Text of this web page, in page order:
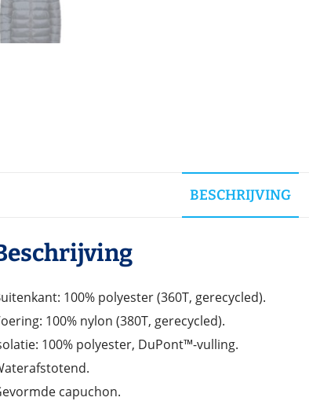
BESCHRIJVING
100% polyester (360T, gerecycled).
100% nylon (380T, gerecycled).
100% polyester, DuPont™-vulling.
capuchon.